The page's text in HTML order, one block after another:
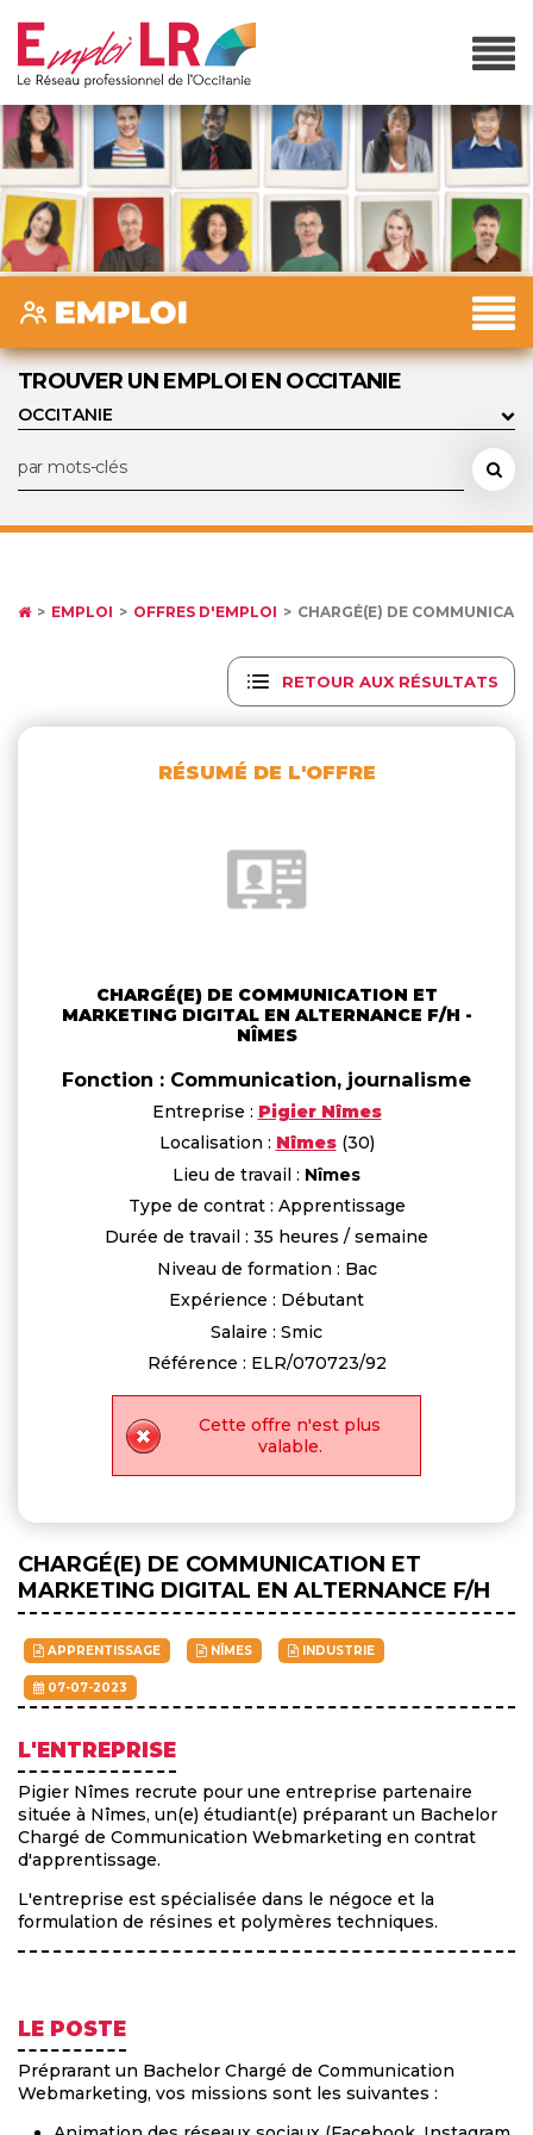
TROUVER UN EMPLOI EN OCCITANIE
EMPLOI OFFRES D'EMPLOI CHARGÉ(E) DE
RETOUR AUX RÉSULTATS
RÉSUMÉ DE L'OFFRE
CHARGÉ(E) DE COMMUNICATION ET
MARKETING DIGITAL EN ALTERNANCE F/H -
NÎMES
Fonction : Communication, journalisme
Entreprise : Pigier Nîmes
Localisation : Nîmes(30)
Lieu de travail : Nîmes
Type de contrat : Apprentissage
Durée de travail : 35 heures / semaine
Niveau de formation : Bac
Expérience : Débutant
Salaire : Smic
Référence : ELR/070723/92
Cette offre n'est plus
valable.
CHARGÉ(E) DE COMMUNICATION ET
MARKETING DIGITAL EN ALTERNANCE F/H
APPRENTISSAGE NÎMES INDUSTRIE
07-07-2023
L'ENTREPRISE
Pigier Nîmes recrute pour une entreprise partenaire
située à Nîmes, un(e) étudiant(e) préparant un Bachelor
Chargé de Communication Webmarketing en contrat
d'apprentissage.
L'entreprise est spécialisée dans le négoce et la
formulation de résines et polymères techniques.
LE POSTE
Préprarant un Bachelor Chargé de Communication
Webmarketing, vos missions sont les suivantes :